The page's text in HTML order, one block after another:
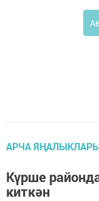
АРЧА
Күрше
киткән